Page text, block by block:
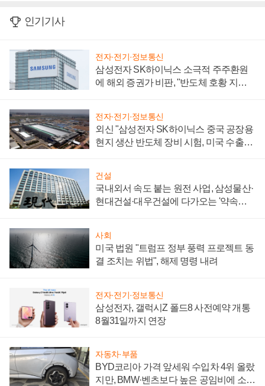
인기기사
전자·전기·정보통신
삼성전자 SK하이닉스 소극적 주주환원
에 해외 증권가 비판, "반도체 호황 지속
전자·전기·정보통신
외신 "삼성전자 SK하이닉스 중국 공장용
현지 생산 반도체 장비 시험, 미국 수출통
건설
국내외서 속도 붙는 원전 사업, 삼성물산·
현대건설·대우건설에 다가오는 '약속의
사회
미국 법원 "트럼프 정부 풍력 프로젝트 동
결 조치는 위법", 해제 명령 내려
전자·전기·정보통신
삼성전자, 갤럭시Z 폴드8 사전예약 개통
8월31일까지 연장
자동차·부품
BYD코리아 가격 앞세워 수입차 4위 올랐
지만, BMW·벤츠보다 높은 공임비에 소비